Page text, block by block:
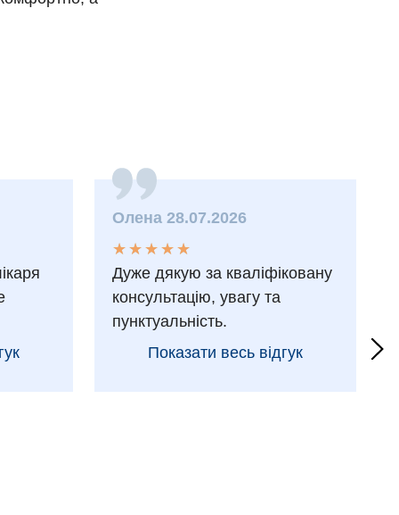
Олена 28.07.2026
★
★
★
★
★
★ ★ ★ ★ ★
Дуже дякую за кваліфіковану
консультацію, увагу та
пунктуальність.
Показати весь відгук